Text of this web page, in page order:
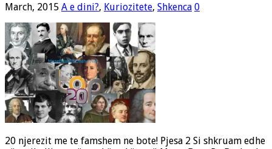
March, 2015 A e dini?, Kuriozitete, Shkenca 0
20 njerezit me te famshem ne bote! Pjesa 2 Si shkruam edhe